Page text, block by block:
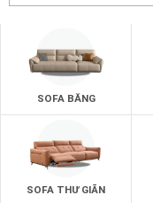
SOFA BĂNG
SOFA THƯ GIÃN